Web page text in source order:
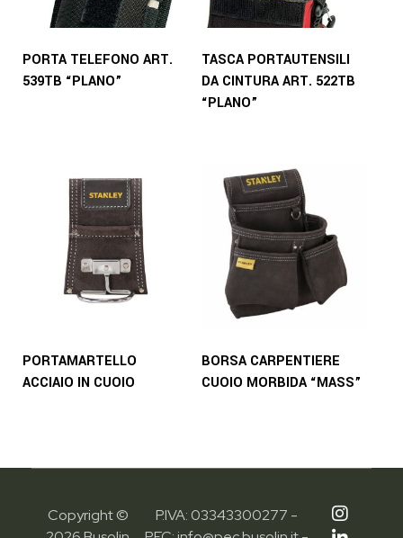
PORTA TELEFONO ART.
539TB “PLANO”
TASCA PORTAUTENSILI
DA CINTURA ART. 522TB
“PLANO”
PORTAMARTELLO
ACCIAIO IN CUOIO
BORSA CARPENTIERE
CUOIO MORBIDA “MASS”
Copyright ©
P.IVA: 03343300277 -